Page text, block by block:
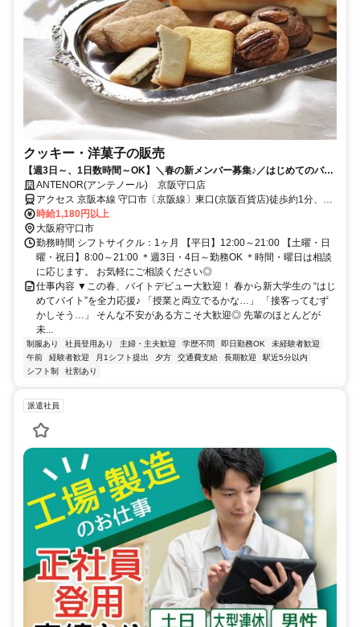
クッキー・洋菓子の販売
【週3日～、1日数時間～OK】＼春の新メンバー募集♪／はじめてのバイ
トは“百貨店スイーツ”で★
ANTENOR(アンテノール) 京阪守口店
アクセス 京阪本線 守口市〔京阪線〕東口(京阪百貨店)徒歩約1分、
OsakaMetro谷町線 守口〔Osaka4番口徒歩約8分、京阪本線 土居（大
阪府）徒歩約11分 守口市駅からすぐ
時給1,180円以上
大阪府守口市
勤務時間 シフトサイクル：1ヶ月 【平日】12:00～21:00 【土曜・日
曜・祝日】8:00～21:00 ＊週3日・4日～勤務OK ＊時間・曜日は相談
に応じます。 お気軽にご相談ください◎
仕事内容 ▼この春、バイトデビュー大歓迎！ 春から新大学生の “はじ
めてバイト”を全力応援♪ 「授業と両立でるかな…」 「接客ってむず
かしそう…」 そんな不安がある方こそ大歓迎◎ 先輩のほとんどが
未...
制服あり 社員登用あり 主婦・主夫歓迎 学歴不問 即日勤務OK
未経験者歓迎
午前
経験者歓迎 月1シフト提出 夕方 交通費支給 長期歓迎
駅近5分以内
シフト制
社割あり
派遣社員